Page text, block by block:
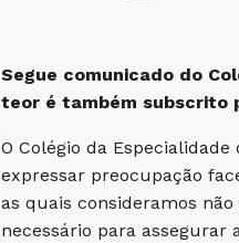
Segue comunicado do
teor é também subscrito
O Colégio da
expressar preocupação
as quais consideramos
necessário para